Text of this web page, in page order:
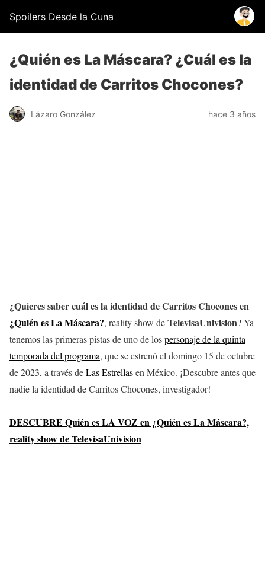
Spoilers Desde la Cuna
¿Quién es La Máscara? ¿Cuál es la
identidad de Carritos Chocones?
Lázaro González hace 3 años
¿Quieres saber cuál es la identidad de Carritos Chocones en
¿Quién es La Máscara?, reality show deTelevisaUnivision? Ya
tenemos las primeras pistas de uno de lospersonaje de la quinta
temporada del programa, que se estrenó el domingo 15 de octubre
de 2023, a través deLas Estrellasen México. ¡Descubre antes que
nadie la identidad de Carritos Chocones, investigador!
DESCUBRE Quién es LA VOZ en ¿Quién es La Máscara?,
reality show de TelevisaUnivision